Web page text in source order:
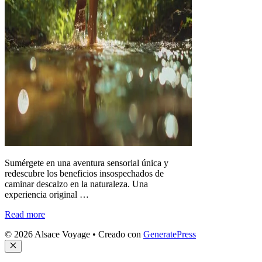
Sumérgete en una aventura sensorial única y
redescubre los beneficios insospechados de
caminar descalzo en la naturaleza. Una
experiencia original …
Read more
© 2026 Alsace Voyage • Creado con GeneratePress
Cerrar